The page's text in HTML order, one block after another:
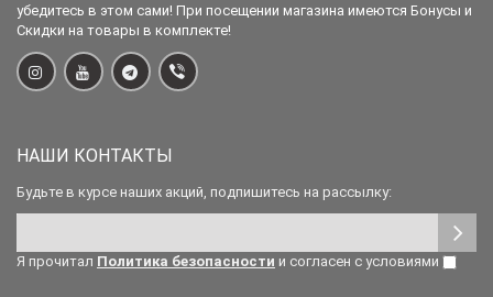
убедитесь в этом сами! При посещении магазина имеются Бонусы и
Скидки на товары в комплекте!
НАШИ КОНТАКТЫ
Будьте в курсе наших акций, подпишитесь на рассылку:
Я прочитал Политика безопасности и согласен с условиями